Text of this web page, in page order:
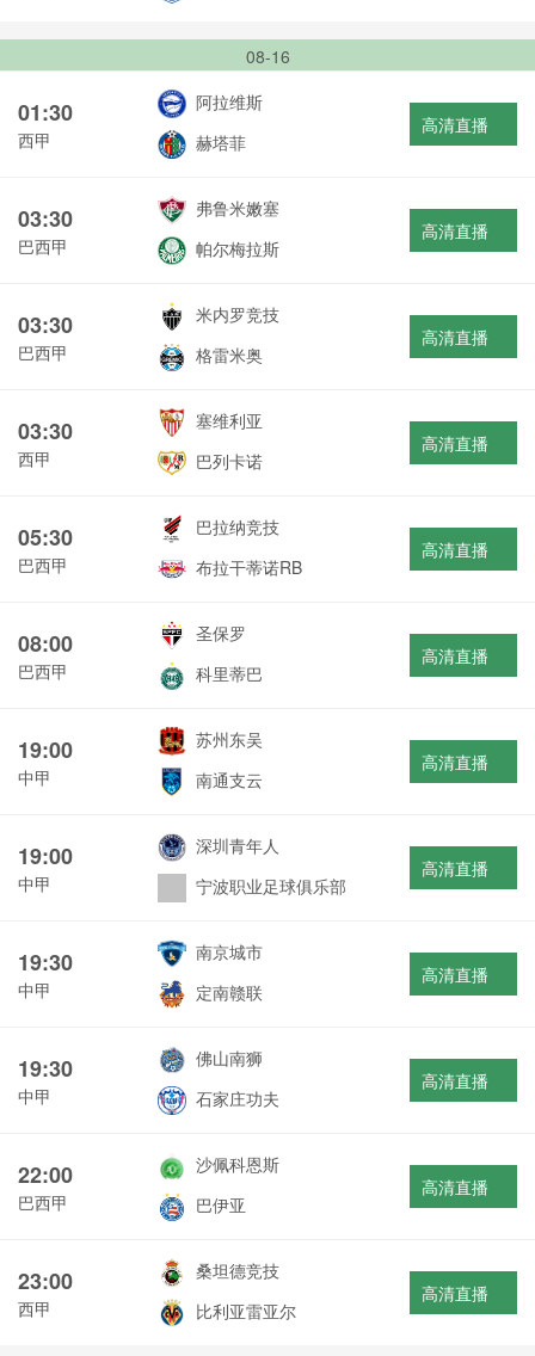
08-16
01:30
西甲
阿拉维斯
赫塔菲
高清直播
03:30
巴西甲
弗鲁米嫩塞
帕尔梅拉斯
高清直播
03:30
巴西甲
米内罗竞技
格雷米奥
高清直播
03:30
西甲
塞维利亚
巴列卡诺
高清直播
05:30
巴西甲
巴拉纳竞技
布拉干蒂诺RB
高清直播
08:00
巴西甲
圣保罗
科里蒂巴
高清直播
19:00
中甲
苏州东吴
南通支云
高清直播
19:00
中甲
深圳青年人
宁波职业足球俱乐部
高清直播
19:30
中甲
南京城市
定南赣联
高清直播
19:30
中甲
佛山南狮
石家庄功夫
高清直播
22:00
巴西甲
沙佩科恩斯
巴伊亚
高清直播
23:00
西甲
桑坦德竞技
比利亚雷亚尔
高清直播